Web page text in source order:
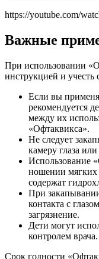
https://youtube.com/
Важные
При использовании
инструкцией и
Если вы
рекомендуется
между их
«Офтаквикса».
Не следует
камеру глаза
Использование
ношении мягких
содержат
При
контакта с
загрязнение.
Дети могут
контролем врача.
Срок годности